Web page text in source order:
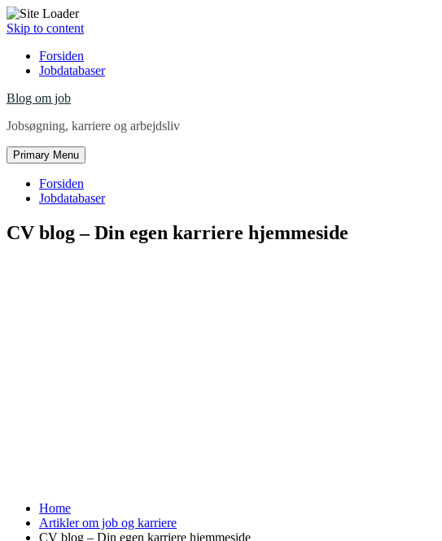
Skip to content
Forsiden
Jobdatabaser
Blog om job
Jobsøgning, karriere og arbejdsliv
Primary Menu
Forsiden
Jobdatabaser
CV blog – Din egen karriere hjemmeside
Home
Artikler om job og karriere
CV blog – Din egen karriere hjemmeside